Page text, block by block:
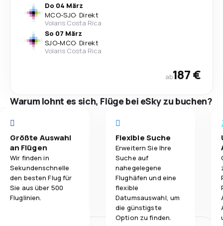
Do 04 März
MCO-SJO· Direkt
Volaris Costa Rica
So 07 März
SJO-MCO· Direkt
Volaris Costa Rica
ab187 €
Warum lohnt es sich, Flüge bei eSky zu buchen?
Größte Auswahl
an Flügen
Wir finden in
Sekundenschnelle
den besten Flug für
Sie aus über 500
Fluglinien.
Flexible Suche
Erweitern Sie Ihre
Suche auf
nahegelegene
Flughäfen und eine
flexible
Datumsauswahl, um
die günstigste
Option zu finden.